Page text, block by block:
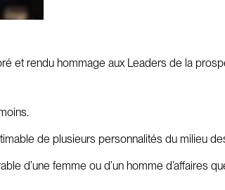
et rendu hommage aux Leaders de la
de plusieurs personnalités du milieu
d’une femme ou d’un homme d’affaires